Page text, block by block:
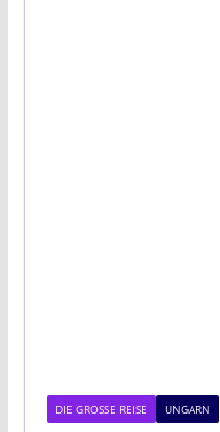
DIE GROSSE REISE UNGARN